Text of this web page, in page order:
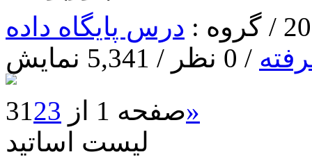
درس پایگاه داده
/ 0 نظر / 5,341 نمایش
صفحه 1 از 3
123
»
لیست اساتید